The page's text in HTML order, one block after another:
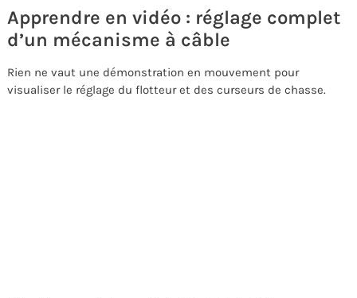
Apprendre en vidéo : réglage complet
d’un mécanisme à câble
Rien ne vaut une démonstration en mouvement pour
visualiser le réglage du flotteur et des curseurs de chasse.